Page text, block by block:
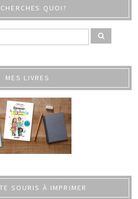
QUOI?
MES LIVRES
SOURIS À IMPRIMER